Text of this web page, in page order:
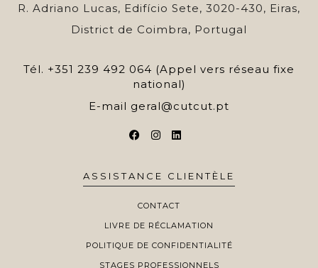
R. Adriano Lucas, Edifício Sete, 3020-430, Eiras,
District de Coimbra, Portugal
Tél. +351 239 492 064 (Appel vers réseau fixe
national)
E-mail geral@cutcut.pt
ASSISTANCE CLIENTÈLE
CONTACT
LIVRE DE RÉCLAMATION
POLITIQUE DE CONFIDENTIALITÉ
STAGES PROFESSIONNELS